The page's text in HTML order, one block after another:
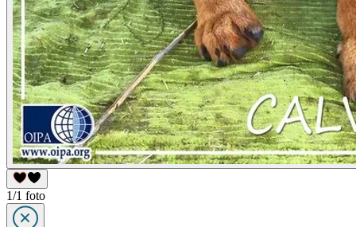
1/1 foto